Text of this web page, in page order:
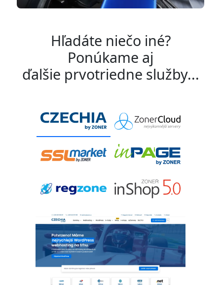
Hľadáte niečo iné?
Ponúkame aj
ďalšie prvotriedne služby...